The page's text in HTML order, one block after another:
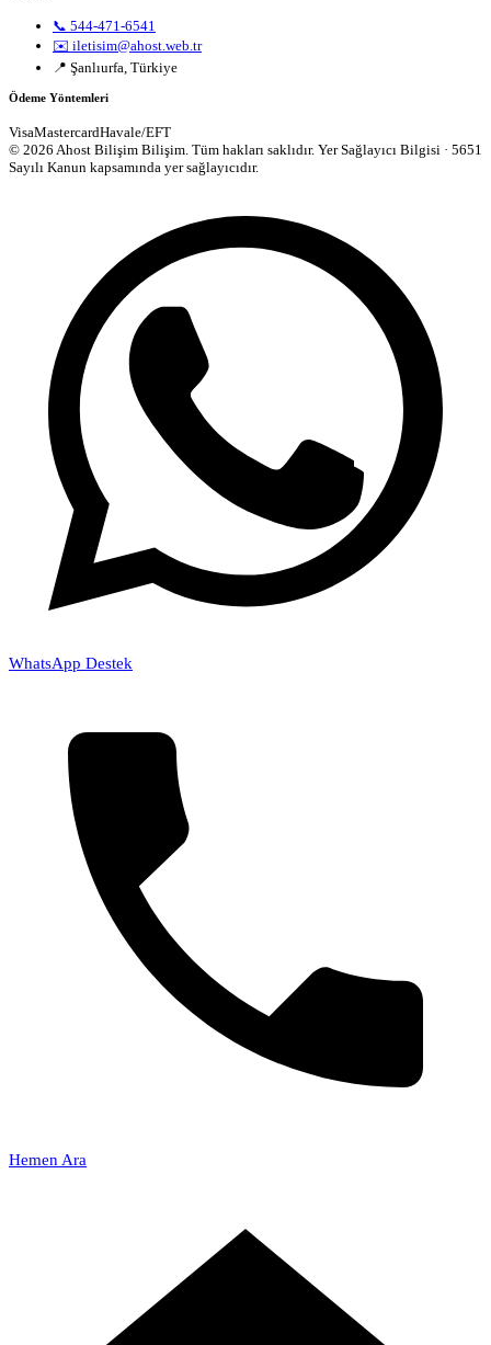
📞 544-471-6541
✉️ iletisim@ahost.web.tr
📍 Şanlıurfa, Türkiye
Ödeme Yöntemleri
VisaMastercardHavale/EFT
© 2026 Ahost Bilişim Bilişim. Tüm hakları saklıdır. Yer Sağlayıcı Bilgisi · 5651
Sayılı Kanun kapsamında yer sağlayıcıdır.
WhatsApp Destek
Hemen Ara